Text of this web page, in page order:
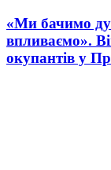
«Ми бачимо
впливаємо».
окупантів у